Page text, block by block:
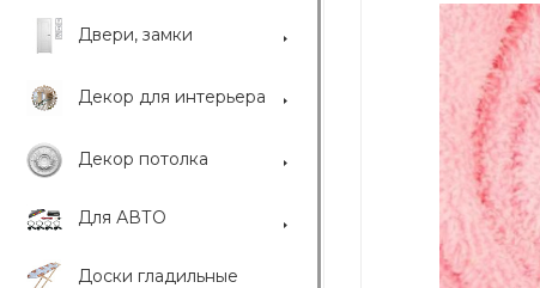
Двери, замки
Декор для интерьера
Декор потолка
Для АВТО
Доски гладильные